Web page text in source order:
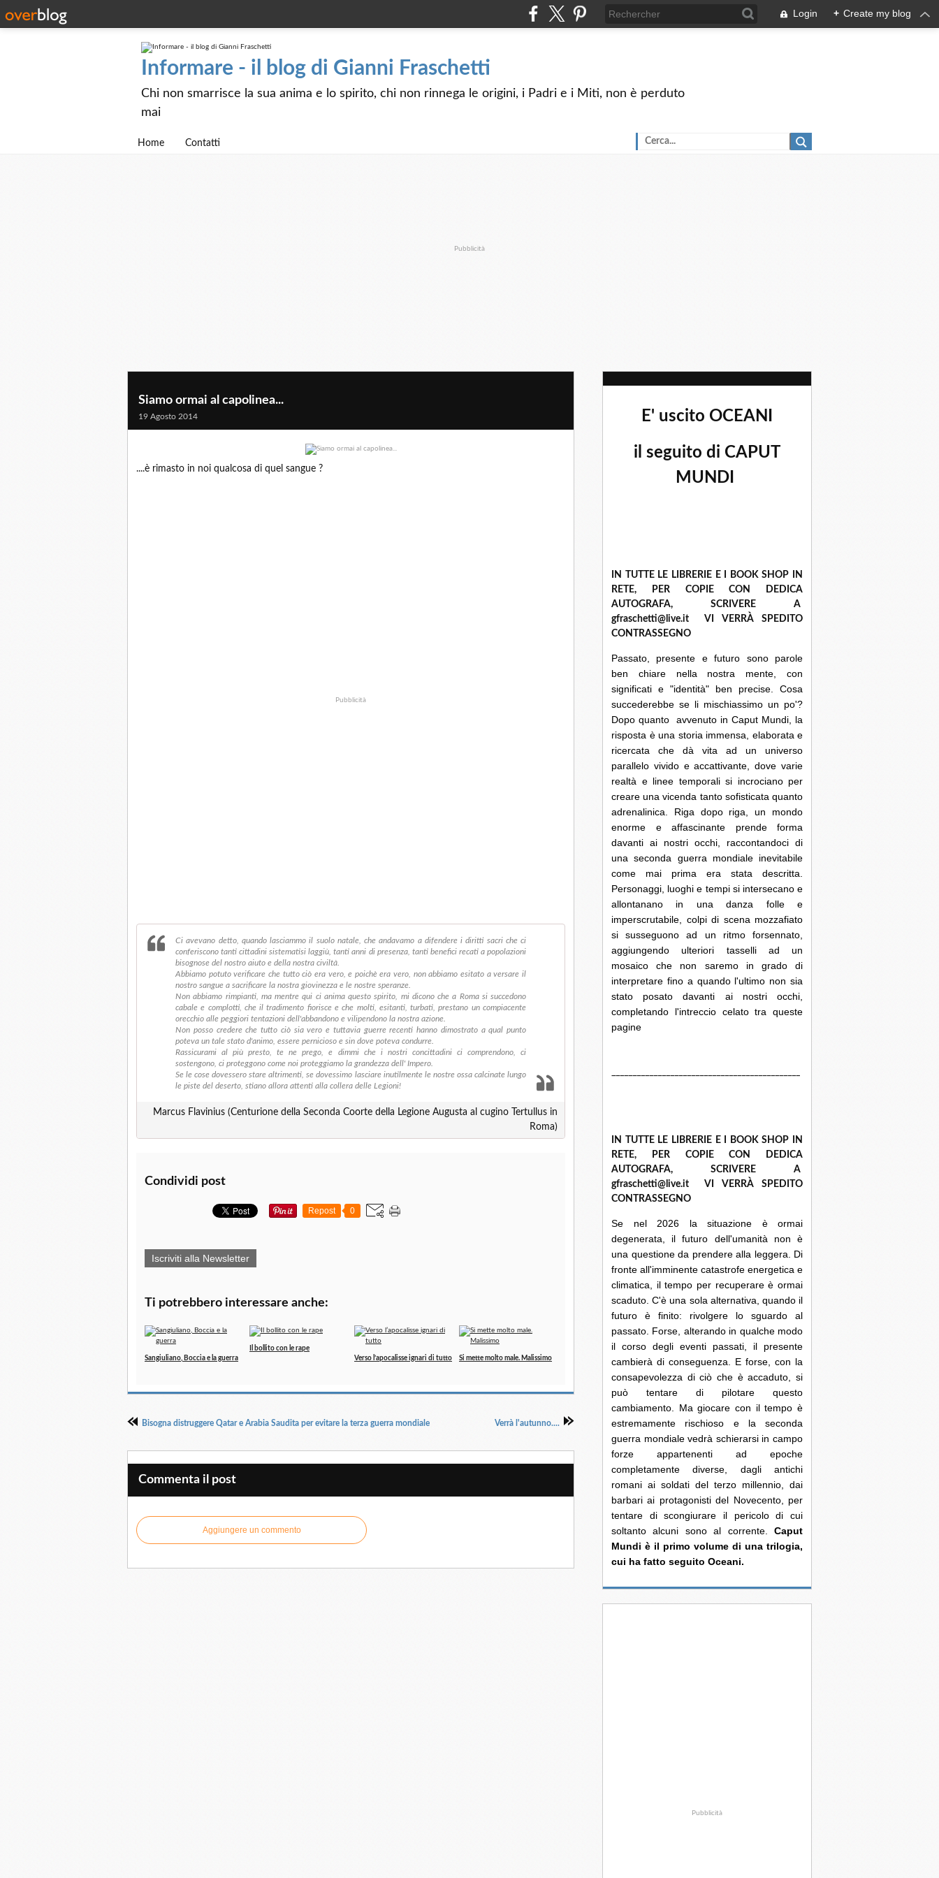
Login + Create my blog
Informare - il blog di Gianni Fraschetti
Chi non smarrisce la sua anima e lo spirito, chi non rinnega le origini, i Padri e i Miti, non è perduto
mai
Home Contatti
Pubblicità
Siamo ormai al capolinea...
19 Agosto 2014
....è rimasto in noi qualcosa di quel sangue ?
Pubblicità
Ci avevano detto, quando lasciammo il suolo natale, che andavamo a difendere i diritti sacri che ci
conferiscono tanti cittadini sistematisi laggiù, tanti anni di presenza, tanti benefici recati a popolazioni
bisognose del nostro aiuto e della nostra civiltà.
Abbiamo potuto verificare che tutto ciò era vero, e poichè era vero, non abbiamo esitato a versare il
nostro sangue a sacrificare la nostra giovinezza e le nostre speranze.
Non abbiamo rimpianti, ma mentre qui ci anima questo spirito, mi dicono che a Roma si succedono
cabale e complotti, che il tradimento fiorisce e che molti, esitanti, turbati, prestano un compiacente
orecchio alle peggiori tentazioni dell'abbandono e vilipendono la nostra azione.
Non posso credere che tutto ciò sia vero e tuttavia guerre recenti hanno dimostrato a qual punto
poteva un tale stato d'animo, essere pernicioso e sin dove poteva condurre.
Rassicurami al più presto, te ne prego, e dimmi che i nostri concittadini ci comprendono, ci
sostengono, ci proteggono come noi proteggiamo la grandezza dell' Impero.
Se le cose dovessero stare altrimenti, se dovessimo lasciare inutilmente le nostre ossa calcinate lungo
le piste del deserto, stiano allora attenti alla collera delle Legioni!
Marcus Flavinius (Centurione della Seconda Coorte della Legione Augusta al cugino Tertullus in
Roma)
Condividi post
Repost 0
Iscriviti alla Newsletter
Ti potrebbero interessare anche:
Sangiuliano, Boccia e la guerra
Il bollito con le rape
Verso l’apocalisse ignari di tutto
Si mette molto male. Malissimo
Bisogna distruggere Qatar e Arabia Saudita per evitare la terza guerra mondiale Verrà l'autunno....
Commenta il post
Aggiungere un commento
E' uscito OCEANI
il seguito di CAPUT
MUNDI
IN TUTTE LE LIBRERIE E I BOOK SHOP IN
RETE, PER COPIE CON DEDICA
AUTOGRAFA, SCRIVERE A
gfraschetti@live.it VI VERRÀ SPEDITO
CONTRASSEGNO
Passato, presente e futuro sono parole
ben chiare nella nostra mente, con
significati e "identità" ben precise. Cosa
succederebbe se li mischiassimo un po'?
Dopo quanto avvenuto in Caput Mundi, la
risposta è una storia immensa, elaborata e
ricercata che dà vita ad un universo
parallelo vivido e accattivante, dove varie
realtà e linee temporali si incrociano per
creare una vicenda tanto sofisticata quanto
adrenalinica. Riga dopo riga, un mondo
enorme e affascinante prende forma
davanti ai nostri occhi, raccontandoci di
una seconda guerra mondiale inevitabile
come mai prima era stata descritta.
Personaggi, luoghi e tempi si intersecano e
allontanano in una danza folle e
imperscrutabile, colpi di scena mozzafiato
si susseguono ad un ritmo forsennato,
aggiungendo ulteriori tasselli ad un
mosaico che non saremo in grado di
interpretare fino a quando l'ultimo non sia
stato posato davanti ai nostri occhi,
completando l'intreccio celato tra queste
pagine
IN TUTTE LE LIBRERIE E I BOOK SHOP IN
RETE, PER COPIE CON DEDICA
AUTOGRAFA, SCRIVERE A
gfraschetti@live.it VI VERRÀ SPEDITO
CONTRASSEGNO
Se nel 2026 la situazione è ormai
degenerata, il futuro dell'umanità non è
una questione da prendere alla leggera. Di
fronte all'imminente catastrofe energetica e
climatica, il tempo per recuperare è ormai
scaduto. C'è una sola alternativa, quando il
futuro è finito: rivolgere lo sguardo al
passato. Forse, alterando in qualche modo
il corso degli eventi passati, il presente
cambierà di conseguenza. E forse, con la
consapevolezza di ciò che è accaduto, si
può tentare di pilotare questo
cambiamento. Ma giocare con il tempo è
estremamente rischioso e la seconda
guerra mondiale vedrà schierarsi in campo
forze appartenenti ad epoche
completamente diverse, dagli antichi
romani ai soldati del terzo millennio, dai
barbari ai protagonisti del Novecento, per
tentare di scongiurare il pericolo di cui
soltanto alcuni sono al corrente. Caput
Mundi è il primo volume di una trilogia,
cui ha fatto seguito Oceani.
Pubblicità